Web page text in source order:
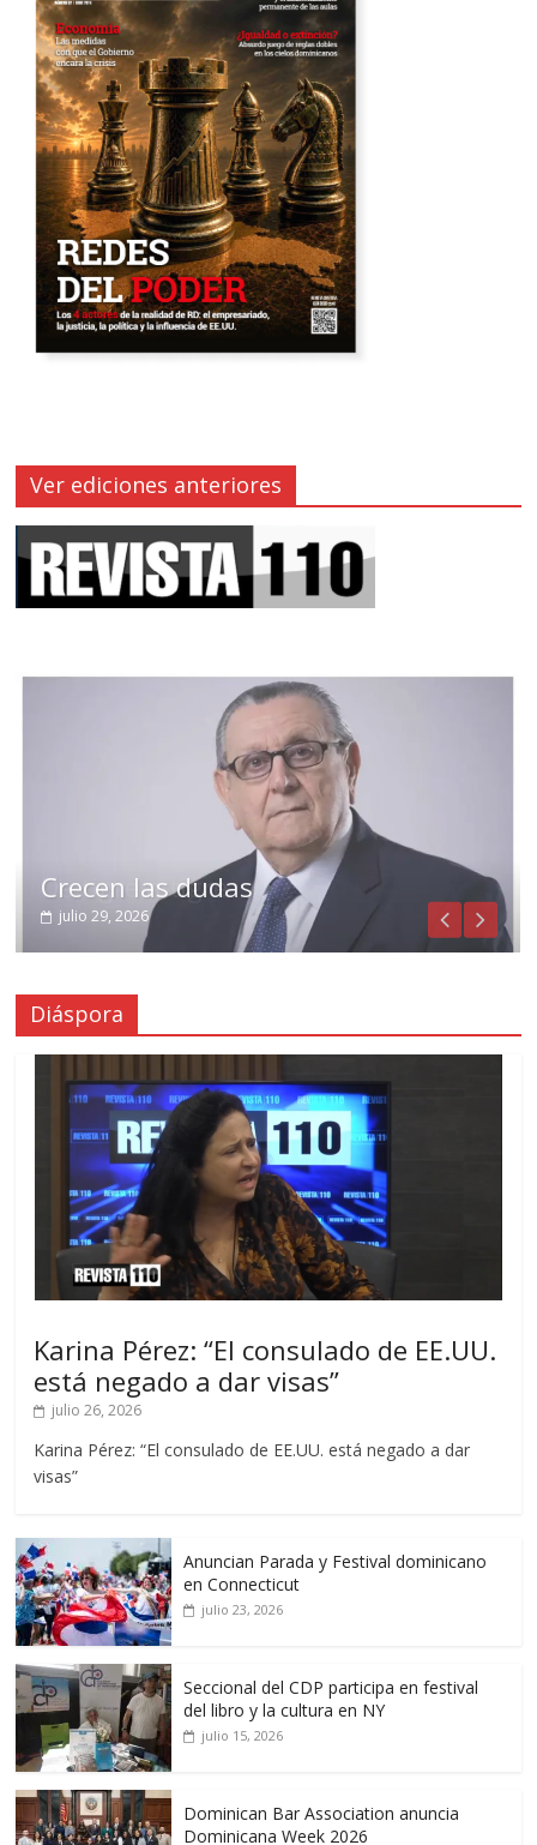
Ver ediciones anteriores
Crecen las dudas
julio 29, 2026
Diáspora
Karina Pérez: “El consulado de EE.UU.
está negado a dar visas”
julio 26, 2026
Karina Pérez: “El consulado de EE.UU. está negado a dar
visas”
Anuncian Parada y Festival dominicano
en Connecticut
julio 23, 2026
Seccional del CDP participa en festival
del libro y la cultura en NY
julio 15, 2026
Dominican Bar Association anuncia
Dominicana Week 2026